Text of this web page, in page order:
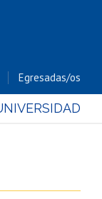
Egresadas/os